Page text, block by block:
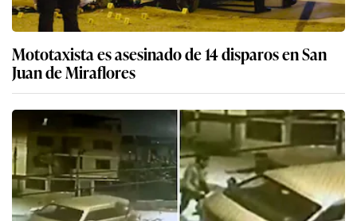
Mototaxista es asesinado de 14 disparos en San
Juan de Miraflores